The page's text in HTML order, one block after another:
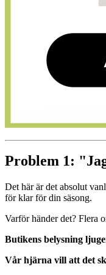
Problem 1:
Det här är det absolut
för klar för din säsong.
Varför händer det? Flera
Butikens belysning
Vår hjärna vill att det